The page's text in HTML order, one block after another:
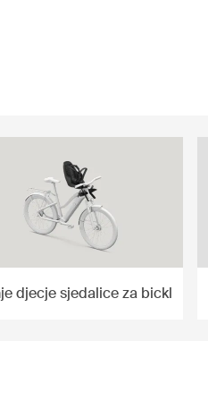
djecje sjedalice za bickl